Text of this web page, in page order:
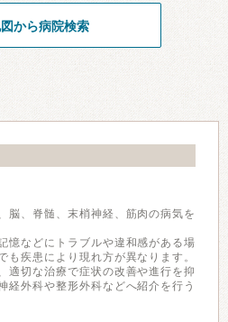
から病院検索
脳、脊髄、末梢神経、筋肉の病気を
憶などにトラブルや違和感がある場
も疾患により現れ方が異なります。
適切な治療で症状の改善や進行を抑
経外科や整形外科などへ紹介を行う